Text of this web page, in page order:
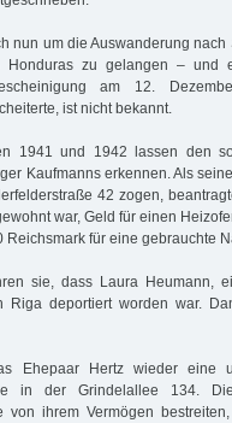
nun um die Auswanderung
Honduras zu gelangen – und
am 12.
ist nicht bekannt.
1941 und 1942 lassen den
Kaufmanns erkennen. Als
42 zogen,
war, Geld für einen
Reichsmark für eine gebrauchte
sie, dass Laura Heumann,
Riga deportiert worden war.
Ehepaar Hertz wieder eine
in der Grindelallee 134.
von ihrem Vermögen